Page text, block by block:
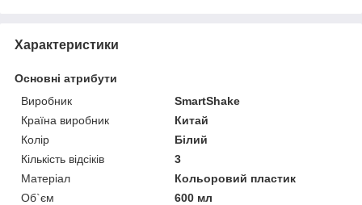
Характеристики
Основні атрибути
Виробник
SmartShake
Країна виробник
Китай
Колір
Білий
Кількість відсіків
3
Матеріал
Кольоровий пластик
Об`єм
600 мл